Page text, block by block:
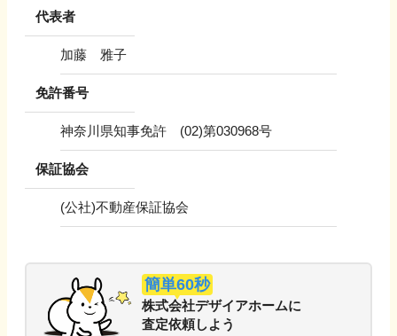
代表者
加藤 雅子
免許番号
神奈川県知事免許 (02)第030968号
保証協会
(公社)不動産保証協会
簡単60秒
株式会社デザイアホームに
査定依頼しよう